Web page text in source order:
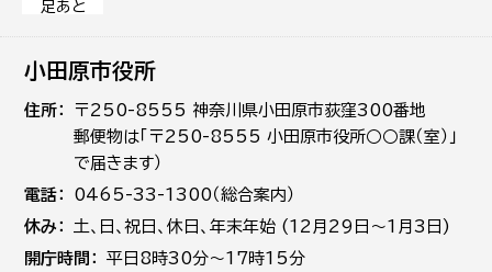
足あと
小田原市役所
住所
〒250-8555 神奈川県小田原市荻窪300番地
郵便物は「〒250-8555 小田原市役所○○課（室）」
で届きます）
電話
0465-33-1300（総合案内）
休み
土､日､祝日、休日、年末年始 (12月29日～1月3日)
開庁時間
平日8時30分～17時15分